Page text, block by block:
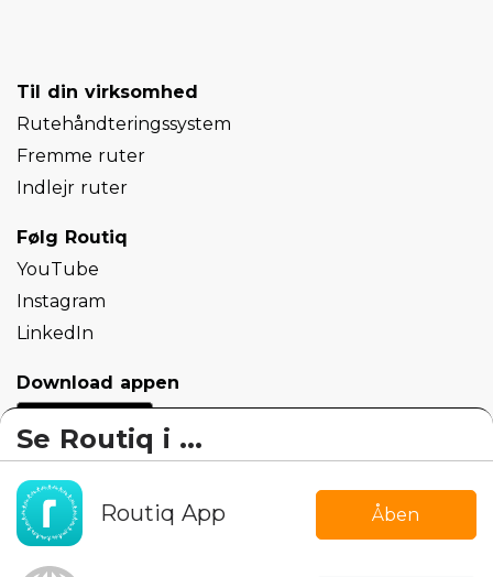
Se Routiq i ...
Routiq App Åben
Til din virksomhed
Rutehåndteringssystem
Fremme ruter
Indlejr ruter
Følg Routiq
YouTube
Instagram
LinkedIn
Download appen
© 2026 route.nl B.V.